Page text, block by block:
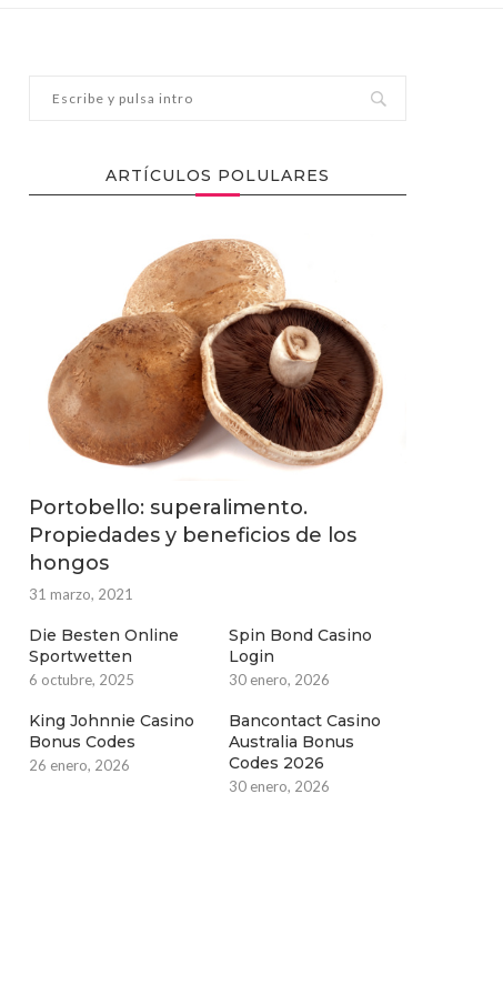
ARTÍCULOS POLULARES
Portobello: superalimento.
Propiedades y beneficios de los
hongos
31 marzo, 2021
Die Besten Online
Sportwetten
6 octubre, 2025
Spin Bond Casino
Login
30 enero, 2026
King Johnnie Casino
Bonus Codes
26 enero, 2026
Bancontact Casino
Australia Bonus
Codes 2026
30 enero, 2026